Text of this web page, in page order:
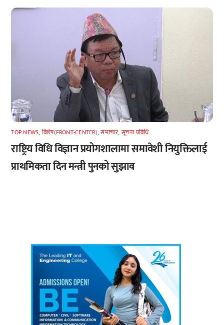
TOP NEWS, विशेष(FRONT-CENTER),समाचार, सूचना प्रविधि
राष्ट्रिय विधि विज्ञान प्रयोगशालामा समावेशी नियुक्तिलाई
प्राथमिकता दिन मन्त्री पुनको सुझाव